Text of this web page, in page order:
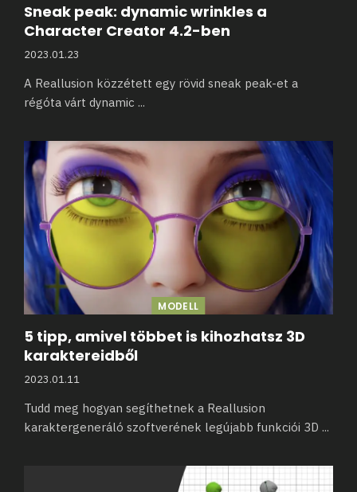
Sneak peak: dynamic wrinkles a
Character Creator 4.2-ben
2023.01.23
A Reallusion közzétett egy rövid sneak peak-et a
régóta várt dynamic ...
MODELL
5 tipp, amivel többet is kihozhatsz 3D
karaktereidből
2023.01.11
Tudd meg hogyan segíthetnek a Reallusion
karaktergeneráló szoftverének legújabb funkciói 3D ...